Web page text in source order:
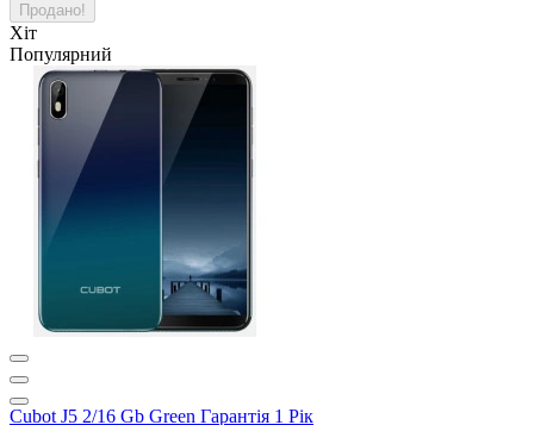
Продано!
Хіт
Популярний
Cubot J5 2/16 Gb Green Гарантія 1 Рік